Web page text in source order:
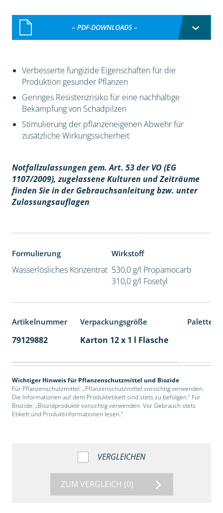
– PDF-DOWNLOADS –
Verbesserte fungizide Eigenschaften für die
Produktion gesunder Pflanzen
Geringes Resistenzrisiko für eine nachhaltige
Bekämpfung von Schadpilzen
Stimulierung der pflanzeneigenen Abwehr für
zusätzliche Wirkungssicherheit
Notfallzulassungen gem. Art. 53 der VO (EG
1107/2009), zugelassene Kulturen und Zeiträume
finden Sie in der Gebrauchsanleitung bzw. unter
Zulassungsauflagen
Formulierung
Wasserlösliches Konzentrat
Wirkstoff
530,0 g/l Propamocarb
310,0 g/l Fosetyl
Artikelnummer Verpackungsgröße
79129882 Karton 12 x 1 l Flasche
Wichtiger Hinweis für Pflanzenschutzmittel und Biozide
Für Pflanzenschutzmittel: „Pflanzenschutzmittel vorsichtig verwenden.
Die Informationen auf dem Produktetikett sind stets zu befolgen.“ Für
Biozide: „Biozidprodukte vorsichtig verwenden. Vor Gebrauch stets
Etikett und Produktinformationen lesen.“
VERGLEICHEN
ZUM VERGLEICH (0)